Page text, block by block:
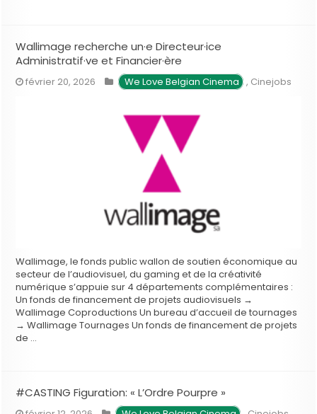
Wallimage recherche un·e Directeur·ice
Administratif·ve et Financier·ère
février 20, 2026 We Love Belgian Cinema , Cinejobs
Wallimage, le fonds public wallon de soutien économique au
secteur de l’audiovisuel, du gaming et de la créativité
numérique s’appuie sur 4 départements complémentaires :
Un fonds de financement de projets audiovisuels →
Wallimage Coproductions Un bureau d’accueil de tournages
→ Wallimage Tournages Un fonds de financement de projets
de …
#CASTING Figuration: « L’Ordre Pourpre »